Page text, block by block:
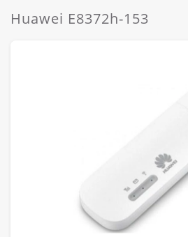
Huawei E8372h-153